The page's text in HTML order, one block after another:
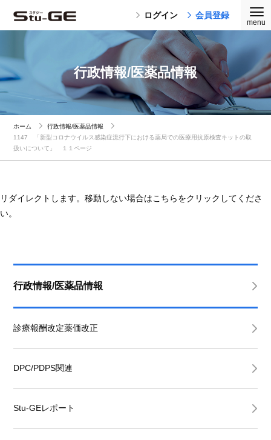
ログイン 会員登録
行政情報/医薬品情報
ホーム
行政情報/医薬品情報
1147 「新型コロナウイルス感染症流行下における薬局での医療用抗原検査キットの取
扱いについて」 １１ページ
リダイレクトします。移動しない場合はこちらをクリックしてくださ
い。
行政情報/医薬品情報
診療報酬改定薬価改正
DPC/PDPS関連
Stu-GEレポート